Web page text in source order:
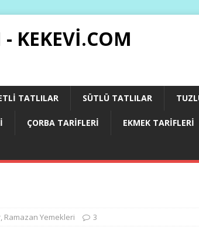
KEKEVI.COM
TATLILAR SÜTLÜ TATLILAR
ÇORBA TARIFLERI EKMEK TARIFLERI
, Ramazan Yemekleri 3